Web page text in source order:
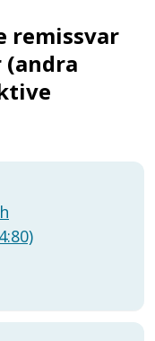
remissvar